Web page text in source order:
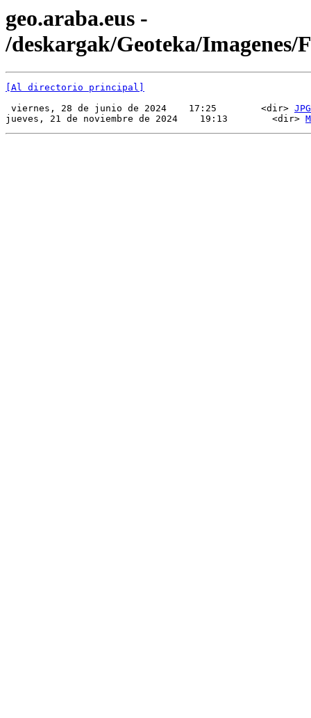
geo.araba.eus -
/deskargak/Geoteka/Imagenes/
[Al directorio principal]
viernes, 28 de junio de 2024    17:25        <dir> JPG
jueves, 21 de noviembre de 2024    19:13        <dir>